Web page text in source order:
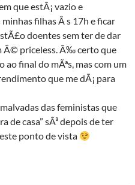
que estÃ¡ vazio e
filhas Ã s 17h e ficar
doentes sem ter de dar
Ã© priceless. Ã‰ certo que
final do mÃªs, mas com um
que me dÃ¡ para
das feministas que
de casa” sÃ³ depois de ter
ponto de vista